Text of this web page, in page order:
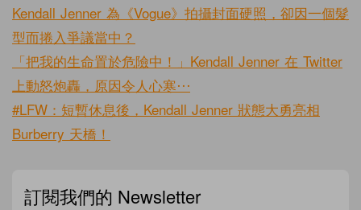
Kendall Jenner 為《Vogue》拍攝封面硬照，卻因一個髮
型而捲入爭議當中？
「把我的生命置於危險中！」Kendall Jenner 在 Twitter
上動怒炮轟，原因令人心寒⋯
#LFW：短暫休息後，Kendall Jenner 狀態大勇亮相
Burberry 天橋！
訂閱我們的 Newsletter